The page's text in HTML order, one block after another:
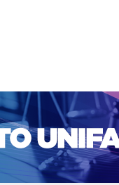
CADASTRO
1 A 100 WEBMAIL
Santos